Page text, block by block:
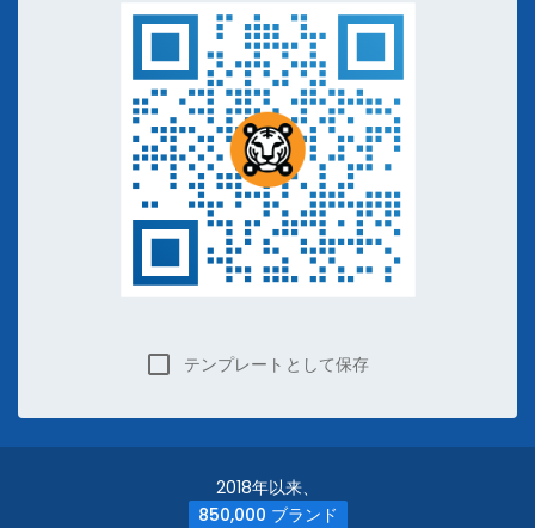
テンプレートとして保存
2018年以来、
850,000 ブランド